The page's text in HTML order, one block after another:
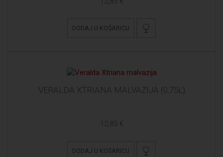
DODAJ U KOŠARICU
VERALDA XTRIANA MALVAZIJA (0,75L)
12,85 €
DODAJ U KOŠARICU